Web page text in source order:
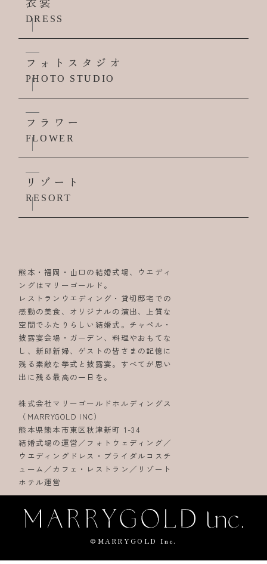
DRESS
フォトスタジオ
PHOTO STUDIO
フラワー
FLOWER
リゾート
RESORT
熊本・福岡・山口の結婚式場、ウエディ
ングはマリーゴールド。
レストランウエディング・貸切邸宅での
感動の美食、オリジナルの演出、上質な
空間でふたりらしい結婚式。チャペル・
披露宴会場・ガーデン、料理やおもてな
し、新郎新婦、ゲストの皆さまの記憶に
残る素敵な挙式と披露宴。すべてが思い
出に残る最高の一日を。
株式会社マリーゴールドホルディングス
（MARRYGOLD INC）
熊本県熊本市東区秋津新町 1-34
結婚式場の運営／フォトウェディング／
ウエディングドレス・ブライダルコスチ
ューム／カフェ・レストラン／リゾート
ホテル運営
©MARRYGOLD Inc.